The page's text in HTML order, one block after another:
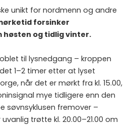
unikt for nordmenn og andre
forsinker
høsten og tidlig vinter.
til lysnedgang – kroppen
1–2 timer etter at lyset
når det er mørkt fra kl. 15.00,
mye tidligere enn den
søvnsyklusen fremover –
trøtte kl. 20.00–21.00 om